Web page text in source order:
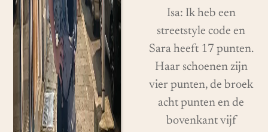
Isa: Ik heb een
streetstyle code en
Sara heeft 17 punten.
Haar schoenen zijn
vier punten, de broek
acht punten en de
bovenkant vijf